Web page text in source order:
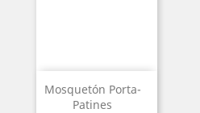
Mosquetón Porta-
Patines